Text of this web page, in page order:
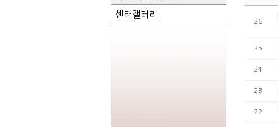
센터갤러리
26
25
24
23
22